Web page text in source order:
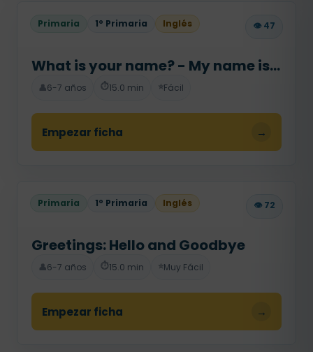
Primaria 1º Primaria Inglés 👁️ 47
What is your name? - My name is...
👤6-7 años ⏱️15.0 min ⭐Fácil
Empezar ficha →
Primaria 1º Primaria Inglés 👁️ 72
Greetings: Hello and Goodbye
👤6-7 años ⏱️15.0 min ⭐Muy Fácil
Empezar ficha →